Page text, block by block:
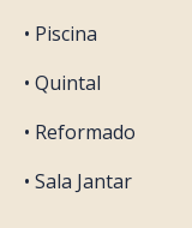
• Piscina
• Quintal
• Reformado
• Sala Jantar